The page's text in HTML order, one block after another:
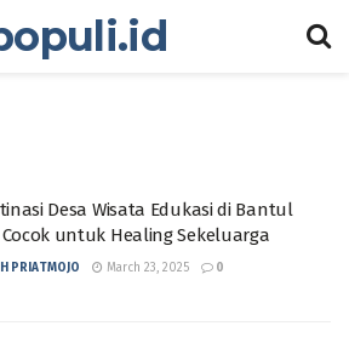
Desa Wisata Edukasi di Bantul
untuk Healing Sekeluarga
PRIATMOJO March 23, 2025 0